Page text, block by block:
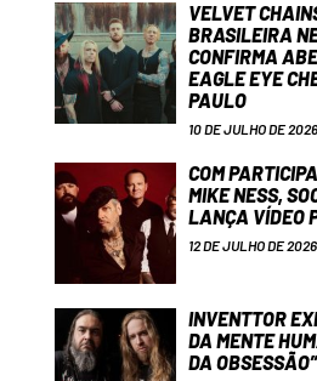
VELVET
BRASILEIRA
CONFIRMA
EAGLE EYE
PAULO
10 DE JULHO DE 2026
COM
MIKE NESS,
LANÇA VÍDEO
12 DE JULHO DE 2026
INVENTTOR
DA MENTE
DA OBSESSÃO”